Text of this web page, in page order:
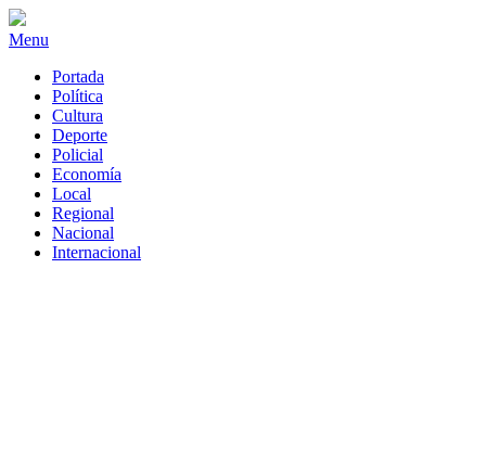
Menu
Portada
Política
Cultura
Deporte
Policial
Economía
Local
Regional
Nacional
Internacional